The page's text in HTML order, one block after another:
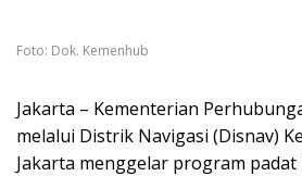
Foto: Dok. Kemenhub
Jakarta – Kementerian
melalui Distrik Navigasi (Disnav)
Jakarta menggelar program padat